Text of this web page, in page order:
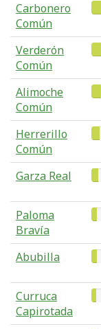
Carbonero
Común
Verderón
Común
Alimoche
Común
Herrerillo
Común
Garza Real
Paloma
Bravía
Abubilla
Curruca
Capirotada